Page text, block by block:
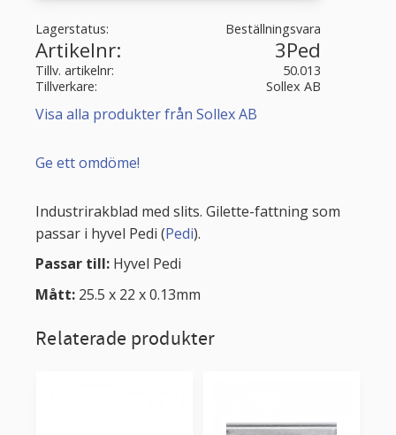
Lagerstatus Beställningsvara
Artikelnr 3Ped
Tillv. artikelnr
50.013
Tillverkare
Sollex AB
Visa alla produkter från Sollex AB
Ge ett omdöme!
Industrirakblad med slits. Gilette-fattning som
passar i hyvel Pedi (Pedi).
Passar till: Hyvel Pedi
Mått: 25.5 x 22 x 0.13mm
Relaterade produkter